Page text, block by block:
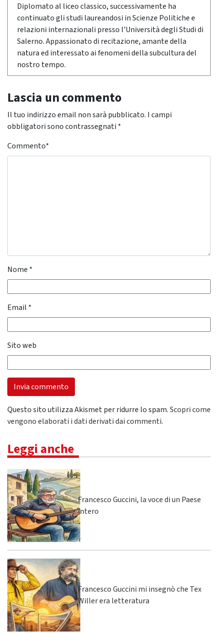
Diplomato al liceo classico, successivamente ha
continuato gli studi laureandosi in Scienze Politiche e
relazioni internazionali presso l'Università degli Studi di
Salerno. Appassionato di recitazione, amante della
natura ed interessato ai fenomeni della subcultura del
nostro tempo.
Lascia un commento
Il tuo indirizzo email non sarà pubblicato. I campi
obbligatori sono contrassegnati *
Commento*
Nome *
Email *
Sito web
Questo sito utilizza Akismet per ridurre lo spam.Scopri come
vengono elaborati i dati derivati dai commenti.
Leggi anche
Francesco Guccini, la voce di un Paese
intero
Francesco Guccini mi insegnò che Tex
Willer era letteratura